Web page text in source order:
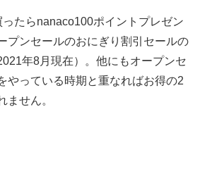
たらnanaco100ポイントプレゼン
プンセールのおにぎり割引セールの
年8月現在）。他にもオープンセ
やっている時期と重なればお得の2
ません。